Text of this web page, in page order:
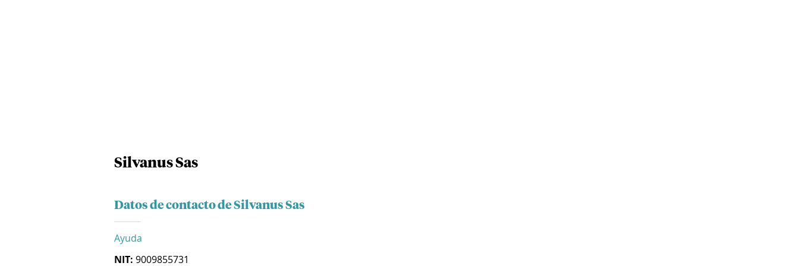
Silvanus Sas
Datos de contacto de Silvanus Sas
Ayuda
NIT: 9009855731